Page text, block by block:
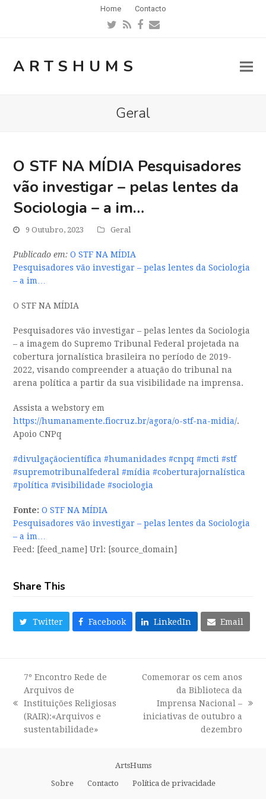
Home Contacto
Twitter
RSSFacebook
Email
ARTSHUMS
Geral
O STF NA MÍDIA Pesquisadores
vão investigar – pelas lentes da
Sociologia – a im…
9 Outubro, 2023 Geral
Publicado em: O STF NA MÍDIA
Pesquisadores vão investigar – pelas lentes da Sociologia
– a im…
O STF NA MÍDIA
Pesquisadores vão investigar – pelas lentes da Sociologia
– a imagem do Supremo Tribunal Federal projetada na
cobertura jornalística brasileira no período de 2019-
2022, visando compreender a atuação do tribunal na
arena política a partir da sua visibilidade na imprensa.
Assista a webstory em
https://humanamente.fiocruz.br/agora/o-stf-na-midia/.
Apoio CNPq
#divulgaçãocientífica #humanidades #cnpq #mcti #stf
#supremotribunalfederal #mídia #coberturajornalística
#política #visibilidade #sociologia
Fonte: O STF NA MÍDIA
Pesquisadores vão investigar – pelas lentes da Sociologia
– a im…
Feed: [feed_name] Url: [source_domain]
Share This
Twitter Facebook LinkedIn Email
previous
post:
7º Encontro Rede de
Arquivos de
Instituições Religiosas
(RAIR):«Arquivos e
sustentabilidade»
post:
Comemorar os cem anos
da Biblioteca da
Imprensa Nacional –
iniciativas de outubro a
dezembro
ArtsHums
Sobre
Contacto Política de privacidade